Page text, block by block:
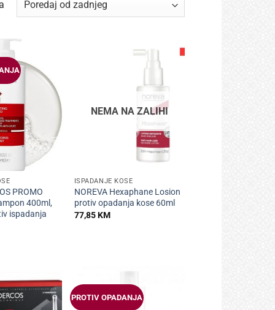
Poredano
PROMO
400ml,
ispadanja
NEMA NA ZALIHI
ISPADANJE KOSE
NOREVA Hexaphane Losion
protiv opadanja kose 60ml
77,85KM
PROTIV OPADANJA